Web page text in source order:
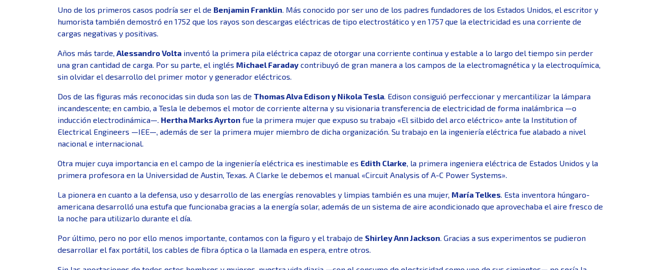
Uno de los primeros casos podría ser el de Benjamin Franklin. Más conocido por ser uno de los padres fundadores de los Estados Unidos, el escritor y
humorista también demostró en 1752 que los rayos son descargas eléctricas de tipo electrostático y en 1757 que la electricidad es una corriente de
cargas negativas y positivas.
Años más tarde, Alessandro Volta inventó la primera pila eléctrica capaz de otorgar una corriente continua y estable a lo largo del tiempo sin perder
una gran cantidad de carga. Por su parte, el inglés Michael Faraday contribuyó de gran manera a los campos de la electromagnética y la electroquímica,
sin olvidar el desarrollo del primer motor y generador eléctricos.
Dos de las figuras más reconocidas sin duda son las de Thomas Alva Edison y Nikola Tesla. Edison consiguió perfeccionar y mercantilizar la lámpara
incandescente; en cambio, a Tesla le debemos el motor de corriente alterna y su visionaria transferencia de electricidad de forma inalámbrica —o
inducción electrodinámica—. Hertha Marks Ayrton fue la primera mujer que expuso su trabajo «El silbido del arco eléctrico» ante la Institution of
Electrical Engineers —IEE—, además de ser la primera mujer miembro de dicha organización. Su trabajo en la ingeniería eléctrica fue alabado a nivel
nacional e internacional.
Otra mujer cuya importancia en el campo de la ingeniería eléctrica es inestimable es Edith Clarke, la primera ingeniera eléctrica de Estados Unidos y la
primera profesora en la Universidad de Austin, Texas. A Clarke le debemos el manual «Circuit Analysis of A-C Power Systems».
La pionera en cuanto a la defensa, uso y desarrollo de las energías renovables y limpias también es una mujer, María Telkes. Esta inventora húngaro-
americana desarrolló una estufa que funcionaba gracias a la energía solar, además de un sistema de aire acondicionado que aprovechaba el aire fresco de
la noche para utilizarlo durante el día.
Por último, pero no por ello menos importante, contamos con la figuro y el trabajo de Shirley Ann Jackson. Gracias a sus experimentos se pudieron
desarrollar el fax portátil, los cables de fibra óptica o la llamada en espera, entre otros.